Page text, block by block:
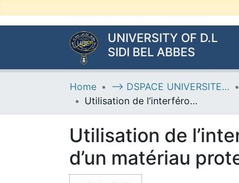
UNIVERSITY OF D.L
SIDI BEL ABBES
Home --> DSPACE UNIVERSITE DJILALLI LIABES DE SIDI BEL ABBES
Utilisation de l’interférométrie à laser dans l’étude de l’usure et texture d’un matériau protecteur rentré en friction avec TiAlV-6-4
Utilisation de
d’un matériau